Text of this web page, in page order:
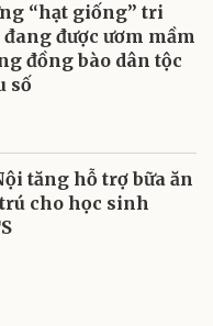
“hạt giống” tri
được ươm mầm
đồng bào dân tộc
số
tăng hỗ trợ bữa ăn
cho học sinh